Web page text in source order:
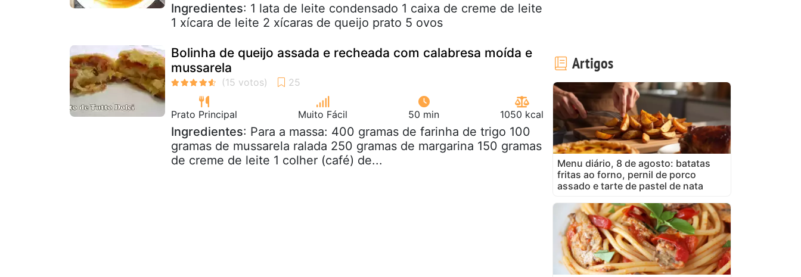
Ingredientes: 1 lata de leite condensado 1 caixa de creme de leite
1 xícara de leite 2 xícaras de queijo prato 5 ovos
Bolinha de queijo assada e recheada com calabresa moída e
mussarela
Prato Principal Muito Fácil 50 min 1050 kcal
Ingredientes: Para a massa: 400 gramas de farinha de trigo 100
gramas de mussarela ralada 250 gramas de margarina 150 gramas
de creme de leite 1 colher (café) de...
Artigos
Menu diário, 8 de agosto: batatas
fritas ao forno, pernil de porco
assado e tarte de pastel de nata